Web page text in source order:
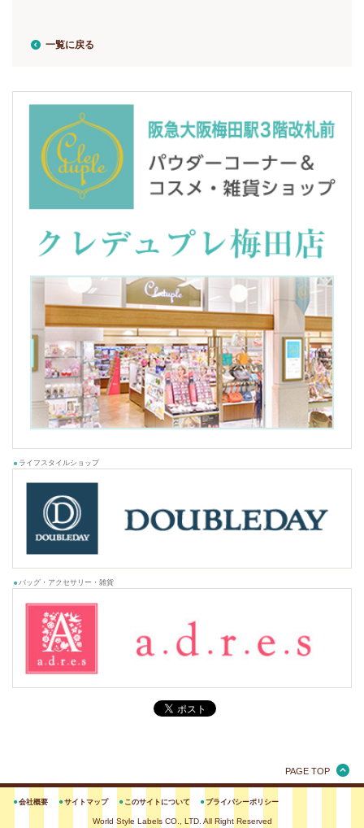
一覧に戻る
ライフスタイルショップ
バッグ・アクセサリー・雑貨
PAGE TOP
会社概要 サイトマップ このサイトについて プライバシーポリシー
World Style Labels CO., LTD. All Right Reserved